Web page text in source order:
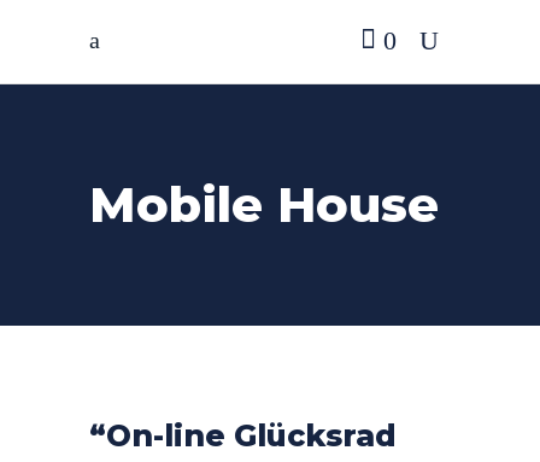
0
Mobile House
“On-line Glücksrad